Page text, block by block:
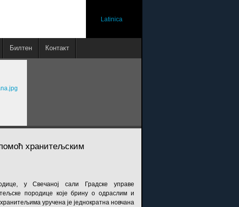
Latinica
Билтен Контакт
хранитељским
у Свечаној сали Градске управе
породице које брину о одраслим и
уручена је једнократна новчана